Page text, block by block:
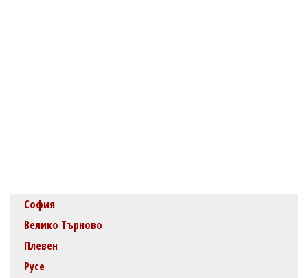
София
Велико Търново
Плевен
Русе